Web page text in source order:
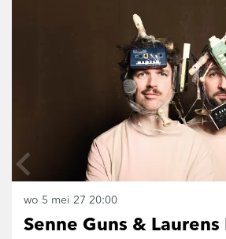
Senne Guns &
wo 5 mei 27 20:00